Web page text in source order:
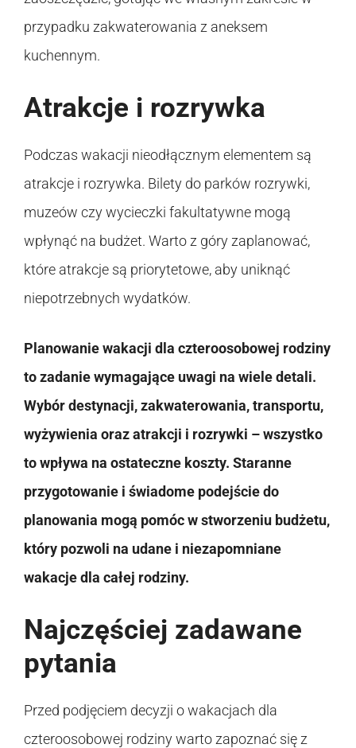
przypadku zakwaterowania z aneksem
kuchennym.
Atrakcje i rozrywka
Podczas wakacji nieodłącznym elementem są
atrakcje i rozrywka. Bilety do parków rozrywki,
muzeów czy wycieczki fakultatywne mogą
wpłynąć na budżet. Warto z góry zaplanować,
które atrakcje są priorytetowe, aby uniknąć
niepotrzebnych wydatków.
Planowanie wakacji dla czteroosobowej rodziny
to zadanie wymagające uwagi na wiele detali.
Wybór destynacji, zakwaterowania, transportu,
wyżywienia oraz atrakcji i rozrywki – wszystko
to wpływa na ostateczne koszty. Staranne
przygotowanie i świadome podejście do
planowania mogą pomóc w stworzeniu budżetu,
który pozwoli na udane i niezapomniane
wakacje dla całej rodziny.
Najczęściej zadawane
pytania
Przed podjęciem decyzji o wakacjach dla
czteroosobowej rodziny warto zapoznać się z